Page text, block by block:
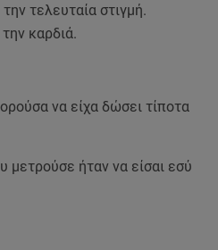
τελευταία στιγμή.
καρδιά.
να είχα δώσει τίποτα
μετρούσε ήταν να είσαι εσύ